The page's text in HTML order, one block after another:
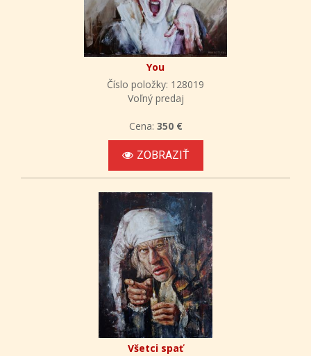
You
Číslo položky: 128019
Voľný predaj
Cena: 350 €
ZOBRAZIŤ
Všetci spať